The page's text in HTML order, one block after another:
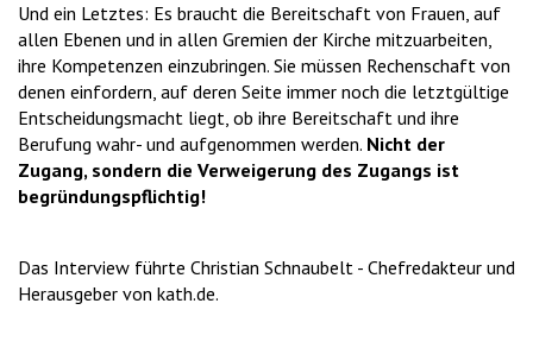
Und ein Letztes: Es braucht die Bereitschaft von Frauen, auf
allen Ebenen und in allen Gremien der Kirche mitzuarbeiten,
ihre Kompetenzen einzubringen. Sie müssen Rechenschaft von
denen einfordern, auf deren Seite immer noch die letztgültige
Entscheidungsmacht liegt, ob ihre Bereitschaft und ihre
Berufung wahr- und aufgenommen werden. Nicht der
Zugang, sondern die Verweigerung des Zugangs ist
begründungspflichtig!
Das Interview führte Christian Schnaubelt - Chefredakteur und
Herausgeber von kath.de.